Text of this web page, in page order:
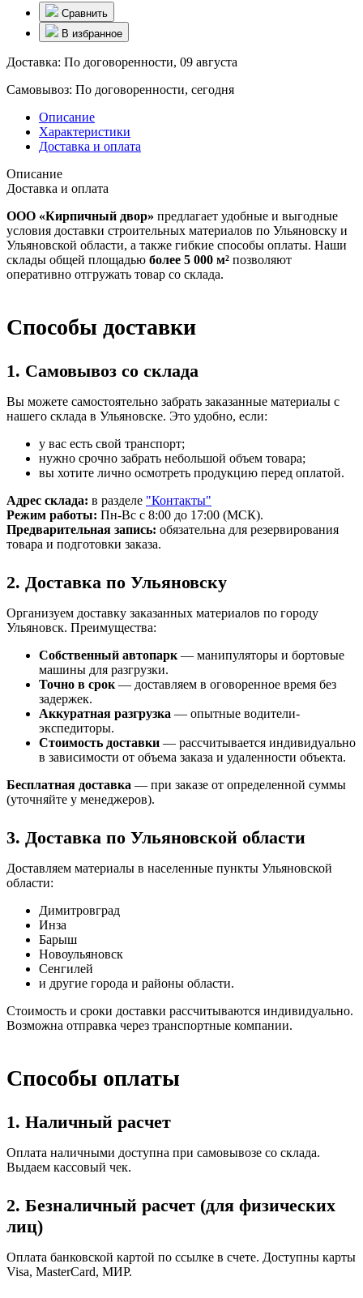
Сравнить
В избранное
Доставка: По договоренности, 09 августа
Самовывоз: По договоренности, сегодня
Описание
Характеристики
Доставка и оплата
Описание
Доставка и оплата
ООО «Кирпичный двор» предлагает удобные и выгодные
условия доставки строительных материалов по Ульяновску и
Ульяновской области, а также гибкие способы оплаты. Наши
склады общей площадью более 5 000 м² позволяют
оперативно отгружать товар со склада.
Способы доставки
1. Самовывоз со склада
Вы можете самостоятельно забрать заказанные материалы с
нашего склада в Ульяновске. Это удобно, если:
у вас есть свой транспорт;
нужно срочно забрать небольшой объем товара;
вы хотите лично осмотреть продукцию перед оплатой.
Адрес склада: в разделе "Контакты"
Режим работы: Пн-Вс с 8:00 до 17:00 (МСК).
Предварительная запись: обязательна для резервирования
товара и подготовки заказа.
2. Доставка по Ульяновску
Организуем доставку заказанных материалов по городу
Ульяновск. Преимущества:
Собственный автопарк — манипуляторы и бортовые
машины для разгрузки.
Точно в срок — доставляем в оговоренное время без
задержек.
Аккуратная разгрузка — опытные водители-
экспедиторы.
Стоимость доставки — рассчитывается индивидуально
в зависимости от объема заказа и удаленности объекта.
Бесплатная доставка — при заказе от определенной суммы
(уточняйте у менеджеров).
3. Доставка по Ульяновской области
Доставляем материалы в населенные пункты Ульяновской
области:
Димитровград
Инза
Барыш
Новоульяновск
Сенгилей
и другие города и районы области.
Стоимость и сроки доставки рассчитываются индивидуально.
Возможна отправка через транспортные компании.
Способы оплаты
1. Наличный расчет
Оплата наличными доступна при самовывозе со склада.
Выдаем кассовый чек.
2. Безналичный расчет (для физических
лиц)
Оплата банковской картой по ссылке в счете. Доступны карты
Visa, MasterCard, МИР.